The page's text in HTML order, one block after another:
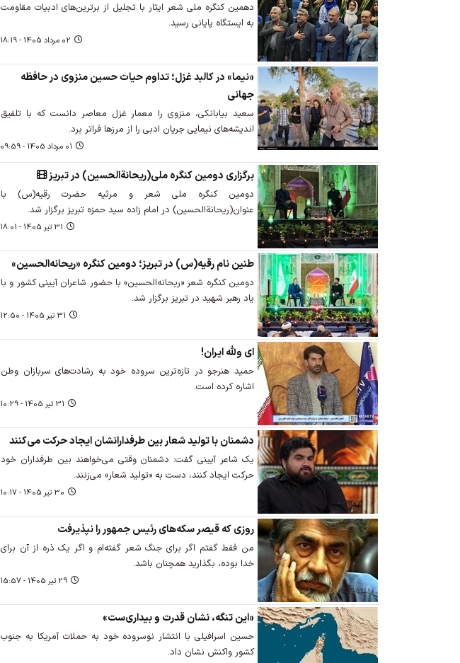
دهمین کنگره ملی شعر ایثار با تجلیل از برترین‌های ادبیات مقاومت
به ایستگاه پایانی رسید.
02 مرداد 1405 - 18:19
«نیما» در کالبد غزل؛ تداوم حیات حسین منزوی در حافظه
جهانی
سعید بیابانکی، منزوی را معمار غزل معاصر دانست که با تلفیق
اندیشه‌های نیمایی جریان ادبی را از مرزها فراتر برد.
01 مرداد 1405 - 09:59
برگزاری دومین کنگره ملی(ریحانةالحسین) در تبریز
دومین کنگره ملی شعر و مرثیه حضرت رقیه(س) با
عنوان(ریحانة‌الحسین) در امام زاده سید حمزه تبریز برگزار شد.
31 تير 1405 - 18:01
طنین نام رقیه(س) در تبریز؛ دومین کنگره «ریحانه‌الحسین»
دومین کنگره شعر «ریحانه‌الحسین» با حضور شاعران آیینی کشور و با
یاد رهبر شهید در تبریز برگزار شد.
31 تير 1405 - 12:50
ای ولله ایران!
حمید هنرجو در تازه‌ترین سروده خود به رشادت‌های سربازان وطن
اشاره کرده است.
31 تير 1405 - 10:29
دشمنان با تولید شعار بین طرفدارانشان ایجاد حرکت می‌کنند
یک شاعر آیینی گفت: دشمنان وقتی می‌خواهند بین طرفداران خود
حرکت ایجاد کنند، دست به «تولید شعار» می‌زنند.
30 تير 1405 - 10:17
روزی که قیصر سکه‌های رئیس جمهور را نپذیرفت
من فقط گفتم اگر برای جنگ شعر گفته‌ام و اگر یک ذره از آن برای
خدا بوده، بگذارید همچنان باشد.
29 تير 1405 - 15:57
«این تنگه، نشان قدرت و بیداری‌ست»
حسین اسرافیلی با انتشار نوسروده خود به حملات آمریکا به جنوب
کشور واکنش نشان داد.